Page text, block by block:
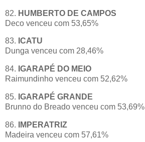
82. HUMBERTO DE CAMPOS
Deco venceu com 53,65%
83. ICATU
Dunga venceu com 28,46%
84. IGARAPÉ DO MEIO
Raimundinho venceu com 52,62%
85. IGARAPÉ GRANDE
Brunno do Breado venceu com 53,69%
86.
IMPERATRIZ
Madeira venceu com 57,61%